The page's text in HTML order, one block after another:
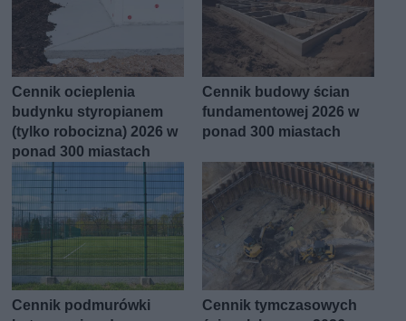
Cennik ocieplenia
budynku styropianem
(tylko robocizna) 2026 w
ponad 300 miastach
Cennik budowy ścian
fundamentowej 2026 w
ponad 300 miastach
Cennik podmurówki
Cennik tymczasowych